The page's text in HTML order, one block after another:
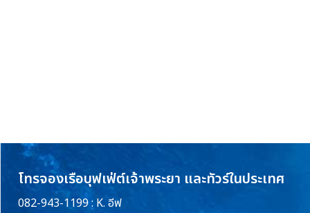
โทรจองเรือบุฟเฟ่ต์เจ้าพระยา และทัวร์ในประเทศ
082-943-1199 : K. อีฟ